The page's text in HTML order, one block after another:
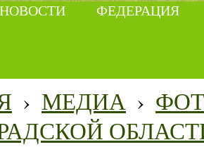
НОВОСТИ ФЕДЕРАЦИЯ
› МЕДИА ›